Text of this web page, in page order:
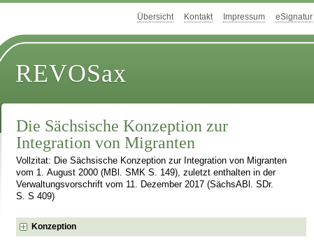
Übersicht Kontakt Impressum eSignatur
REVOSax
Die Sächsische Konzeption zur
Integration von Migranten
Vollzitat: Die Sächsische Konzeption zur Integration von Migranten
vom 1. August 2000 (MBl. SMK S. 149), zuletzt enthalten in der
Verwaltungsvorschrift vom 11. Dezember 2017 (SächsABl. SDr.
S. S 409)
Konzeption